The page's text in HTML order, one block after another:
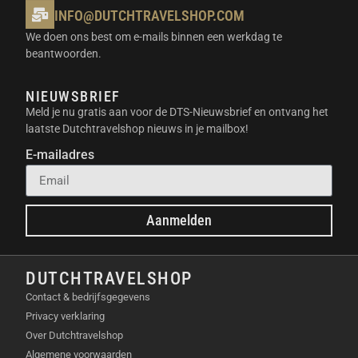
AC-uitgang:1000W (piekvermogen 2000W)
Oplaadmogelijkheden:Stopcontact,
sigarettenaansteker, zonnepanelen
Afmetingen:
Batterijtype:LiFePO4 (Lithium-ijzerfosfaat)
Levensduur batterij:3000+ cycli tot 80%
capaciteit
INHOUD VAN DE VERPAKKING
Bluetti AC70 power station
Handleiding
BELANGRIJKSTE SPECIFICATIES
AC-ingang:950W (max)
INFO@DUTCHTRAVELSHOP.COM
We doen ons best om e-mails binnen een werkdag te
beantwoorden.
NIEUWSBRIEF
Meld je nu gratis aan voor de DTS-Nieuwsbrief en ontvang het
laatste Dutchtravelshop nieuws in je mailbox!
E-mailadres
Aanmelden
DUTCHTRAVELSHOP
Contact & bedrijfsgegevens
Privacy verklaring
Over Dutchtravelshop
Algemene voorwaarden